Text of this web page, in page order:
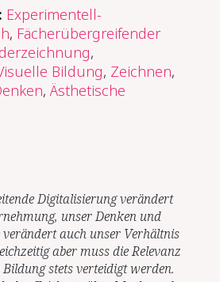
Experimentell-
, Fächerübergreifender
,
Bildung, Zeichnen,
, Ästhetische
Digitalisierung verändert
unser Denken und
verändert auch unser Verhältnis
aber muss die Relevanz
stets verteidigt werden.